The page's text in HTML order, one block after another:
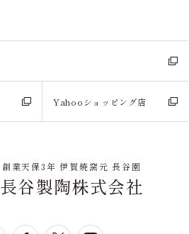
Yahooショッピング店
創業天保3年 伊賀焼窯元 長谷園
長谷製陶株式会社